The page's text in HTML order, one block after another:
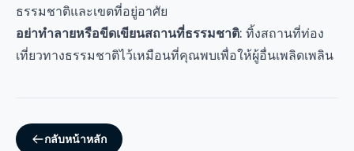
ธรรมชาติและเขตที่อยู่อาศัย
อย่าทำลายหรือขีดเขียนสถานที่ธรรมชาติ: ทิ้งสถานที่ท่อง
เที่ยวทางธรรมชาติไว้เหมือนที่คุณพบเพื่อให้ผู้อื่นเพลิดเพลิน
กลับหน้าหลัก